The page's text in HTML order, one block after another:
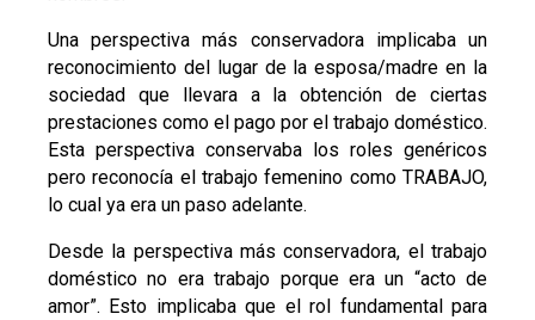
Una perspectiva más conservadora implicaba un
reconocimiento del lugar de la esposa/madre en la
sociedad que llevara a la obtención de ciertas
prestaciones como el pago por el trabajo doméstico.
Esta perspectiva conservaba los roles genéricos
pero reconocía el trabajo femenino como TRABAJO,
lo cual ya era un paso adelante.
Desde la perspectiva más conservadora, el trabajo
doméstico no era trabajo porque era un “acto de
amor”. Esto implicaba que el rol fundamental para